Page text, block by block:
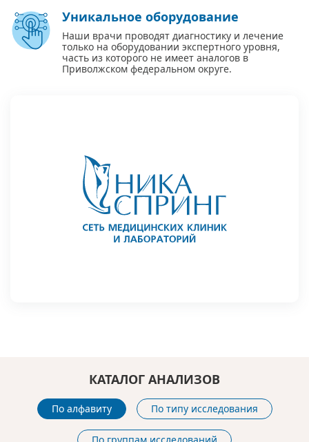
Уникальное оборудование
Наши врачи проводят диагностику и лечение
только на оборудовании экспертного уровня,
часть из которого не имеет аналогов в
Приволжском федеральном округе.
КАТАЛОГ АНАЛИЗОВ
По алфавиту По типу исследования